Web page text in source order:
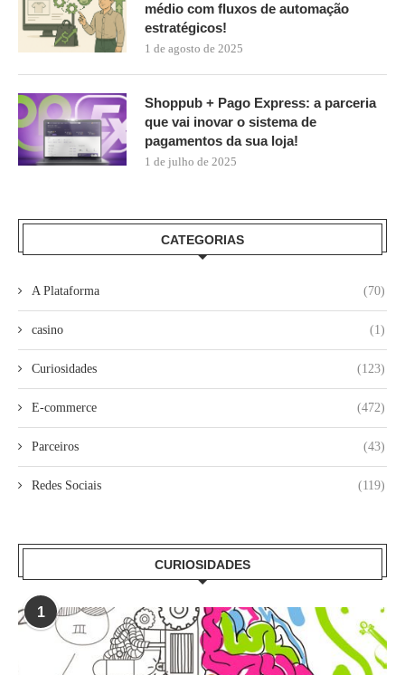
médio com fluxos de automação
estratégicos!
1 de agosto de 2025
Shoppub + Pago Express: a parceria
que vai inovar o sistema de
pagamentos da sua loja!
1 de julho de 2025
CATEGORIAS
A Plataforma (70)
casino (1)
Curiosidades (123)
E-commerce (472)
Parceiros (43)
Redes Sociais (119)
CURIOSIDADES
1